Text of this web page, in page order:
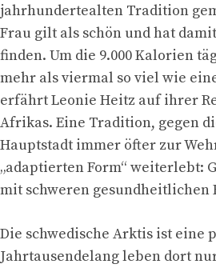
jahrhundertealten Tradition
Frau gilt als schön und hat
finden. Um die 9.000 Kalorien
mehr als viermal so viel wie
erfährt Leonie Heitz auf ihrer
Afrikas. Eine Tradition, gegen
Hauptstadt immer öfter zur
„adaptierten Form“ weiterlebt:
mit schweren gesundheitlichen
Die schwedische Arktis ist eine
Jahrtausendelang leben dort